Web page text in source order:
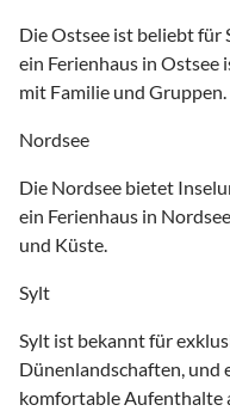
Die Ostsee ist beliebt für
ein Ferienhaus in
mit Familie und Gruppen.
Nordsee
Die Nordsee bietet
ein Ferienhaus in
und Küste.
Sylt
Sylt ist bekannt für
Dünenlandschaften, und
komfortable Aufenthalte